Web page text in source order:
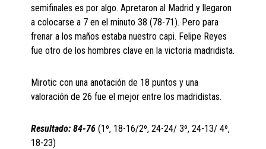
semifinales es por algo. Apretaron al Madrid y llegaron
a colocarse a 7 en el minuto 38 (78-71). Pero para
frenar a los maños estaba nuestro capi. Felipe Reyes
fue otro de los hombres clave en la victoria madridista.
Mirotic con una anotación de 18 puntos y una
valoración de 26 fue el mejor entre los madridistas.
Resultado: 84-76 (1º, 18-16/2º, 24-24/ 3º, 24-13/ 4º,
18-23)